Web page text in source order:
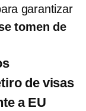
garantizar
tomen de
de visas
a EU